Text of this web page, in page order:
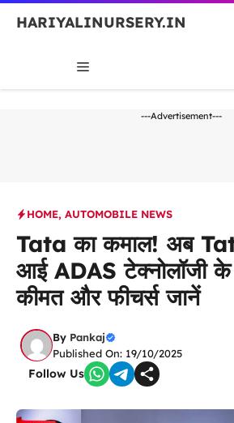
Skip
HARIYALINURSERY.IN
MENU
---Advertisement---
HOME, AUTOMOBILE NEWS
Tata का कमाल! अब
आई ADAS टेक्नोलॉजी
कीमत और फीचर्स जानें
By Pankaj
Published On: 19/10/2025
Follow Us